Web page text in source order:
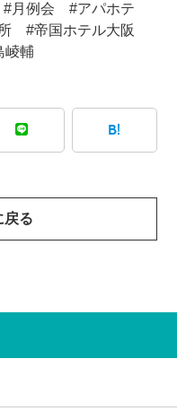
#月例会 #アパホテ
#帝国ホテル大阪
輔
B!
戻る